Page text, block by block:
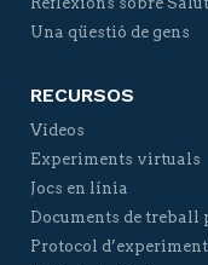
Una qüestió de gens
RECURSOS
Vídeos
Experiments virtuals
Jocs en línia
Documents de treball
Protocol d’experiment